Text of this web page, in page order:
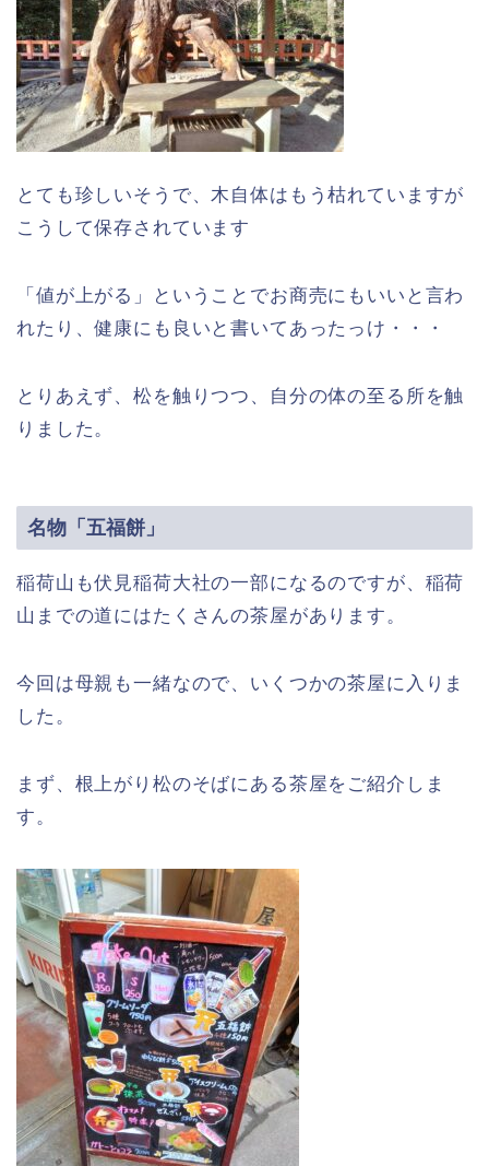
とても珍しいそうで、木自体はもう枯れていますが
こうして保存されています
「値が上がる」ということでお商売にもいいと言わ
れたり、健康にも良いと書いてあったっけ・・・
とりあえず、松を触りつつ、自分の体の至る所を触
りました。
名物「五福餅」
稲荷山も伏見稲荷大社の一部になるのですが、稲荷
山までの道にはたくさんの茶屋があります。
今回は母親も一緒なので、いくつかの茶屋に入りま
した。
まず、根上がり松のそばにある茶屋をご紹介しま
す。